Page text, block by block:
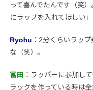
って喜んでたんです（笑
にラップを入れてほしい
Ryohu ：2分くらいラッ
な（笑）。
冨田 ：ラッパーに参加し
ラックを作っている時は